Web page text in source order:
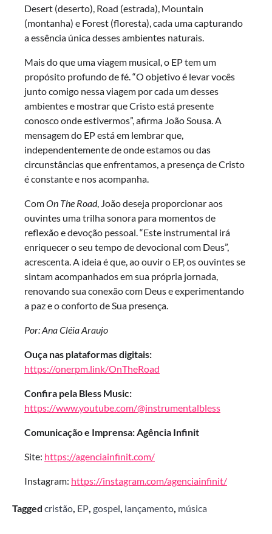
Desert (deserto), Road (estrada), Mountain
(montanha) e Forest (floresta), cada uma capturando
a essência única desses ambientes naturais.
Mais do que uma viagem musical, o EP tem um
propósito profundo de fé. “O objetivo é levar vocês
junto comigo nessa viagem por cada um desses
ambientes e mostrar que Cristo está presente
conosco onde estivermos”, afirma João Sousa. A
mensagem do EP está em lembrar que,
independentemente de onde estamos ou das
circunstâncias que enfrentamos, a presença de Cristo
é constante e nos acompanha.
ComOn The Road, João deseja proporcionar aos
ouvintes uma trilha sonora para momentos de
reflexão e devoção pessoal. “Este instrumental irá
enriquecer o seu tempo de devocional com Deus”,
acrescenta. A ideia é que, ao ouvir o EP, os ouvintes se
sintam acompanhados em sua própria jornada,
renovando sua conexão com Deus e experimentando
a paz e o conforto de Sua presença.
Por: Ana Cléia Araujo
Ouça nas plataformas digitais:
https://onerpm.link/OnTheRoad
Confira pela Bless Music:
https://www.youtube.com/@instrumentalbless
Comunicação e Imprensa: Agência Infinit
Site: https://agenciainfinit.com/
Instagram: https://instagram.com/agenciainfinit/
Tagged cristão, EP, gospel, lançamento, música